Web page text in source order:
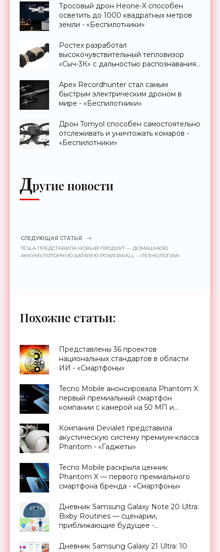
Тросовый дрон Heone-X способен
осветить до 1000 квадратных метров
земли - «Беспилотники»
Ростех разработал
высокочувствительный тепловизор
«Сыч-3К» с дальностью распознавания
Apex Recordhunter стал самым
быстрым электрическим дроном в
мире - «Беспилотники»
Дрон Tornyol способен самостоятельно
отслеживать и уничтожать комаров -
«Беспилотники»
Другие новости
СЛЕДУЮЩАЯ СТАТЬЯ
TESLA ПРЕДСТАВИЛА НОВЫЙ ПРОДУКТ — ДОМАШНЮЮ
АККУМУЛЯТОРНУЮ БАТАРЕЮ POWERWALL - «ТЕХНОЛОГИИ»
Похожие статьи:
Представлены 36 проектов
национальных стандартов в области
ИИ - «Смартфоны»
Tecno Mobile анонсировала Phantom X:
первый премиальный смартфон
компании с камерой на 50 МП и
«Смартфоны»
Компания Devialet представила
акустическую систему премиум-класса
Phantom - «Гаджеты»
Tecno Mobile раскрыла ценник
Phantom X — первого премиального
смартфона бренда - «Смартфоны»
Дневник Samsung Galaxy Note 20 Ultra:
Bixby Routines — сценарии,
приближающие будущее -
Дневник Samsung Galaxy 21 Ultra: 10